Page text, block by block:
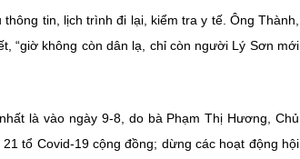
tin, lịch trình đi lại, kiểm tra y tế. Ông Thành,
“giờ không còn dân lạ, chỉ còn người Lý Sơn mới
là vào ngày 9-8, do bà Phạm Thị Hương, Chủ
tổ Covid-19 cộng đồng; dừng các hoạt động hội